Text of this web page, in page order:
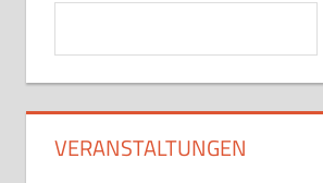
VERANSTALTUNGEN